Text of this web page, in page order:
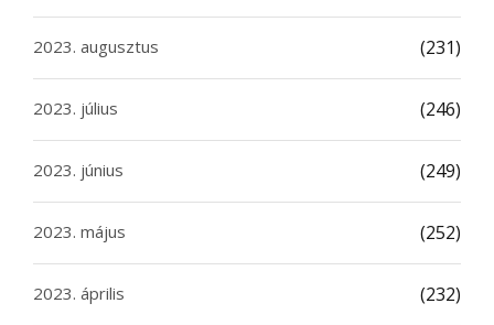
2023. augusztus (231)
2023. július (246)
2023. június (249)
2023. május (252)
2023. április (232)